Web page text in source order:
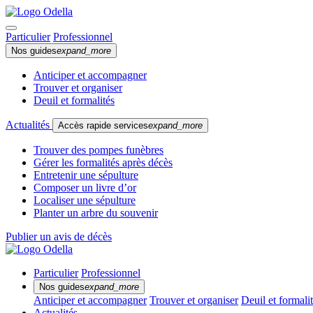
Particulier Professionnel
Nos guidesexpand_more
Anticiper et accompagner
Trouver et organiser
Deuil et formalités
Actualités Accès rapide servicesexpand_more
Trouver des pompes funèbres
Gérer les formalités après décès
Entretenir une sépulture
Composer un livre d’or
Localiser une sépulture
Planter un arbre du souvenir
Publier un avis de décès
Particulier Professionnel
Nos guidesexpand_more
Anticiper et accompagner Trouver et organiser Deuil et